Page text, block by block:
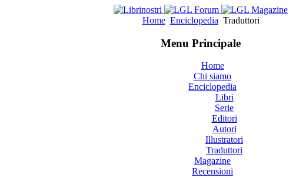
Home Enciclopedia Traduttori
Menu Principale
Home
Chi siamo
Enciclopedia
Libri
Serie
Editori
Autori
Illustratori
Traduttori
Magazine
Recensioni